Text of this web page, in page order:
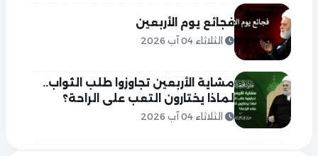
فجائع يوم الأربعين
الثلاثاء 04 آب 2026
مشاية الأربعين تجاوزوا طلب الثواب..
لماذا يختارون التعب على الراحة؟
الثلاثاء 04 آب 2026